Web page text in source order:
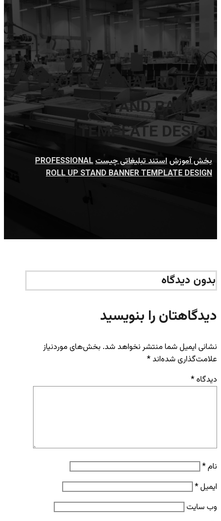
PROFESSIONAL ROLL UP
STAND BANNER
TEMPLATE DESIGN
بخش آموزش استند تبلیغاتی چیستPROFESSIONAL
ROLL UP STAND BANNER TEMPLATE DESIGN
بدون دیدگاه
دیدگاهتان را بنویسید
نشانی ایمیل شما منتشر نخواهد شد. بخش‌های موردنیاز
علامت‌گذاری شده‌اند *
دیدگاه*
نام*
ایمیل*
وب‌ سایت